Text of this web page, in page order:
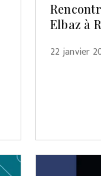
Elbaz à
22 janvier